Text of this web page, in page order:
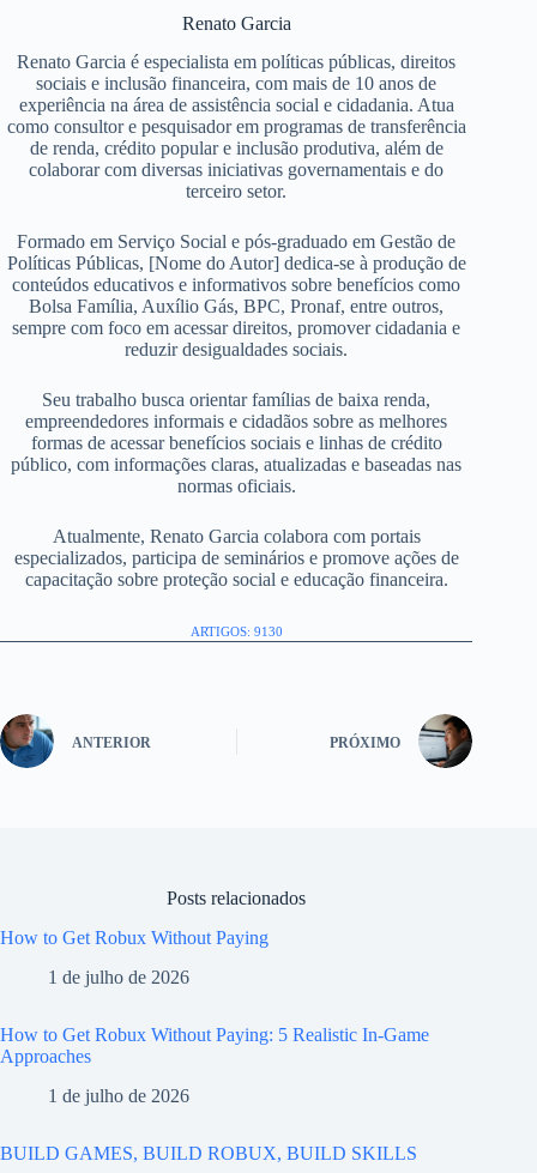
Renato Garcia
Renato Garcia é especialista em políticas públicas, direitos
sociais e inclusão financeira, com mais de 10 anos de
experiência na área de assistência social e cidadania. Atua
como consultor e pesquisador em programas de transferência
de renda, crédito popular e inclusão produtiva, além de
colaborar com diversas iniciativas governamentais e do
terceiro setor.
Formado em Serviço Social e pós-graduado em Gestão de
Políticas Públicas, [Nome do Autor] dedica-se à produção de
conteúdos educativos e informativos sobre benefícios como
Bolsa Família, Auxílio Gás, BPC, Pronaf, entre outros,
sempre com foco em acessar direitos, promover cidadania e
reduzir desigualdades sociais.
Seu trabalho busca orientar famílias de baixa renda,
empreendedores informais e cidadãos sobre as melhores
formas de acessar benefícios sociais e linhas de crédito
público, com informações claras, atualizadas e baseadas nas
normas oficiais.
Atualmente, Renato Garcia colabora com portais
especializados, participa de seminários e promove ações de
capacitação sobre proteção social e educação financeira.
ARTIGOS: 9130
ANTERIOR PRÓXIMO
Posts relacionados
How to Get Robux Without Paying
1 de julho de 2026
How to Get Robux Without Paying: 5 Realistic In-Game
Approaches
1 de julho de 2026
BUILD GAMES, BUILD ROBUX, BUILD SKILLS